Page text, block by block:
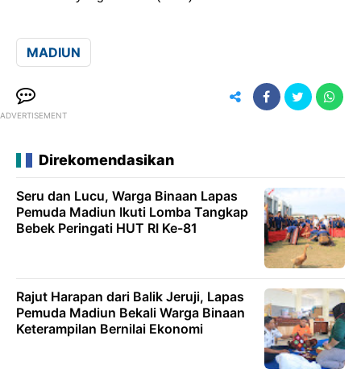
MADIUN
ADVERTISEMENT
Direkomendasikan
Seru dan Lucu, Warga Binaan Lapas
Pemuda Madiun Ikuti Lomba Tangkap
Bebek Peringati HUT RI Ke-81
Rajut Harapan dari Balik Jeruji, Lapas
Pemuda Madiun Bekali Warga Binaan
Keterampilan Bernilai Ekonomi